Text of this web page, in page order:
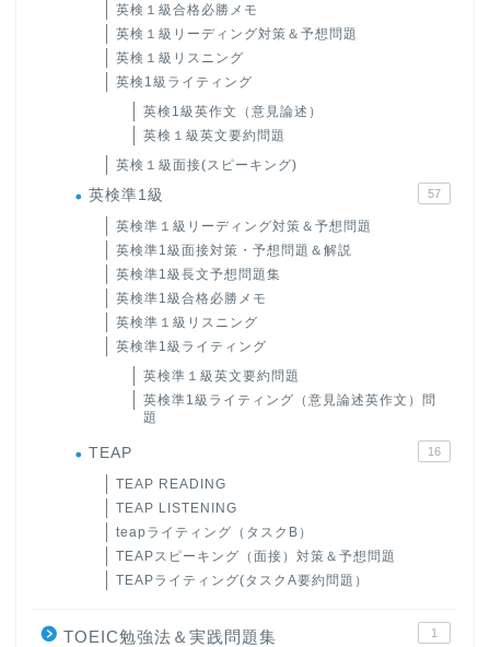
英検１級合格必勝メモ
英検１級リーディング対策＆予想問題
英検１級リスニング
英検1級ライティング
英検1級英作文（意見論述）
英検１級英文要約問題
英検１級面接(スピーキング)
英検準1級 57
英検準１級リーディング対策＆予想問題
英検準1級面接対策・予想問題＆解説
英検準1級長文予想問題集
英検準1級合格必勝メモ
英検準１級リスニング
英検準1級ライティング
英検準１級英文要約問題
英検準1級ライティング（意見論述英作文）問
題
TEAP 16
TEAP READING
TEAP LISTENING
teapライティング（タスクB）
TEAPスピーキング（面接）対策＆予想問題
TEAPライティング(タスクA要約問題）
TOEIC勉強法＆実践問題集 1